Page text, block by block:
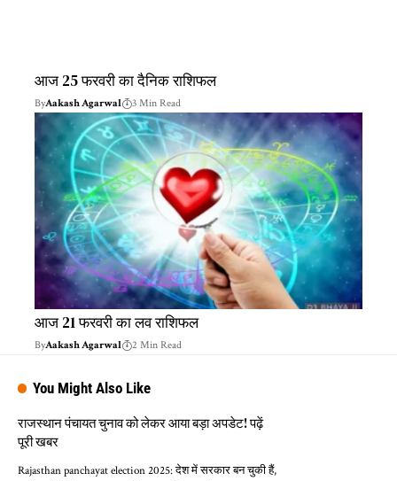
आज 25 फरवरी का दैनिक राशिफल
ByAakash Agarwal 3 Min Read
आज 21 फरवरी का लव राशिफल
ByAakash Agarwal 2 Min Read
You Might Also Like
राजस्थान पंचायत चुनाव को लेकर आया बड़ा अपडेट! पढ़ें
पूरी खबर
Rajasthan panchayat election 2025: देश में सरकार बन चुकी हैं,